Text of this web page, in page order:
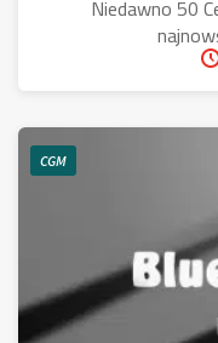
Niedawno 50
CGM